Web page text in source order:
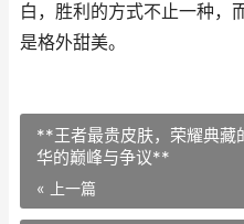
白，胜利的方式不止一种，
是格外甜美。
**王者最贵皮肤，荣耀典藏
华的巅峰与争议**
« 上一篇